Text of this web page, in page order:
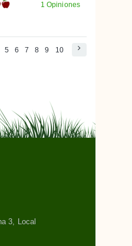
1 Opiniones
5 6 7 8 9 10
3, Local